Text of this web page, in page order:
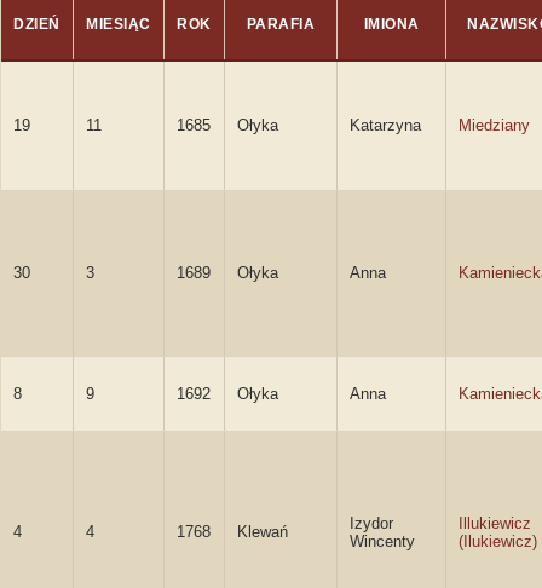
DZIEŃ MIESIĄC ROK PARAFIA IMIONA
19 11 1685 Ołyka Katarzyna Miedziany
30 3 1689 Ołyka Anna
8 9 1692 Ołyka Anna
4 4 1768 Klewań
Izydor
Wincenty
Illukiewicz
(Ilukiewicz)